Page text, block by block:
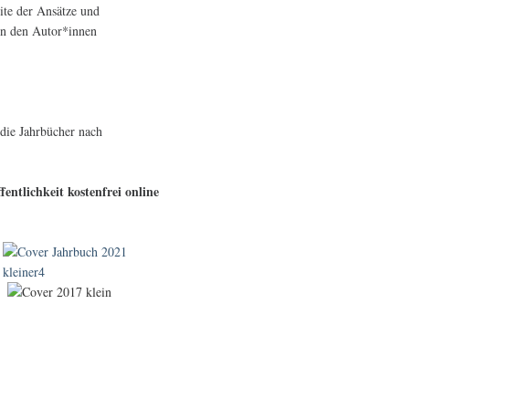
der Ansätze und
den Autor*innen
Jahrbücher nach
kostenfrei online